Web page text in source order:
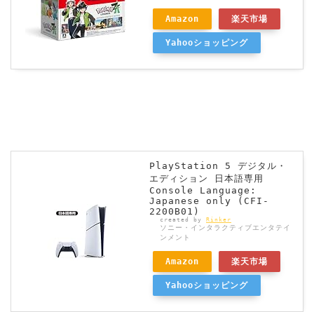
Amazon 楽天市場
Yahooショッピング
PlayStation 5 デジタル・
エディション 日本語専用
Console Language:
Japanese only (CFI-
2200B01)
created by Rinker
ソニー・インタラクティブエンタテイ
ンメント
Amazon 楽天市場
Yahooショッピング